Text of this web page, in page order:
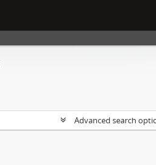
Advanced search